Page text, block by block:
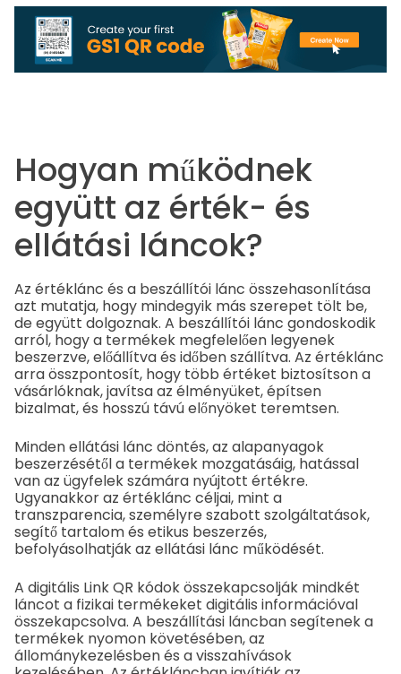
Hogyan működnek
együtt az érték- és
ellátási láncok?
Az értéklánc és a beszállítói lánc összehasonlítása
azt mutatja, hogy mindegyik más szerepet tölt be,
de együtt dolgoznak. A beszállítói lánc gondoskodik
arról, hogy a termékek megfelelően legyenek
beszerzve, előállítva és időben szállítva. Az értéklánc
arra összpontosít, hogy több értéket biztosítson a
vásárlóknak, javítsa az élményüket, építsen
bizalmat, és hosszú távú előnyöket teremtsen.
Minden ellátási lánc döntés, az alapanyagok
beszerzésétől a termékek mozgatásáig, hatással
van az ügyfelek számára nyújtott értékre.
Ugyanakkor az értéklánc céljai, mint a
transzparencia, személyre szabott szolgáltatások,
segítő tartalom és etikus beszerzés,
befolyásolhatják az ellátási lánc működését.
A digitális Link QR kódok összekapcsolják mindkét
láncot a fizikai termékeket digitális információval
összekapcsolva. A beszállítási láncban segítenek a
termékek nyomon követésében, az
állománykezelésben és a visszahívások